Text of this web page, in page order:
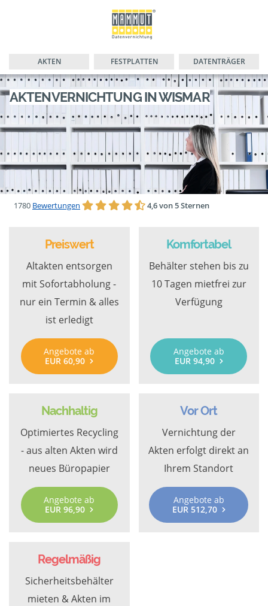
AKTEN FESTPLATTEN DATENTRÄGER
AKTENVERNICHTUNG IN WISMAR
1780 Bewertungen 4,6 von 5 Sternen
Preiswert
Altakten entsorgen
mit Sofortabholung -
nur ein Termin & alles
ist erledigt
Angebote ab
EUR 60,90
Komfortabel
Behälter stehen bis zu
10 Tagen mietfrei zur
Verfügung
Angebote ab
EUR 94,90
Nachhaltig
Optimiertes Recycling
- aus alten Akten wird
neues Büropapier
Angebote ab
EUR 96,90
Vor Ort
Vernichtung der
Akten erfolgt direkt an
Ihrem Standort
Angebote ab
EUR 512,70
Regelmäßig
Sicherheitsbehälter
mieten & Akten im